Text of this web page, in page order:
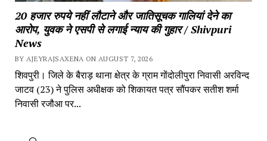
20 हजार रुपये नहीं लौटाने और जातिसूचक गालियां देने का
आरोप, युवक ने एसपी से लगाई न्याय की गुहार / Shivpuri
News
BY AJEYRAJSAXENA ON AUGUST 7, 2026
शिवपुरी। जिले के बैराड़ थाना क्षेत्र के ग्राम गोंदोलीपुरा निवासी अरविन्द
जाटव (23) ने पुलिस अधीक्षक को शिकायत पत्र सौंपकर सतीश शर्मा
निवासी रजौआ पर...